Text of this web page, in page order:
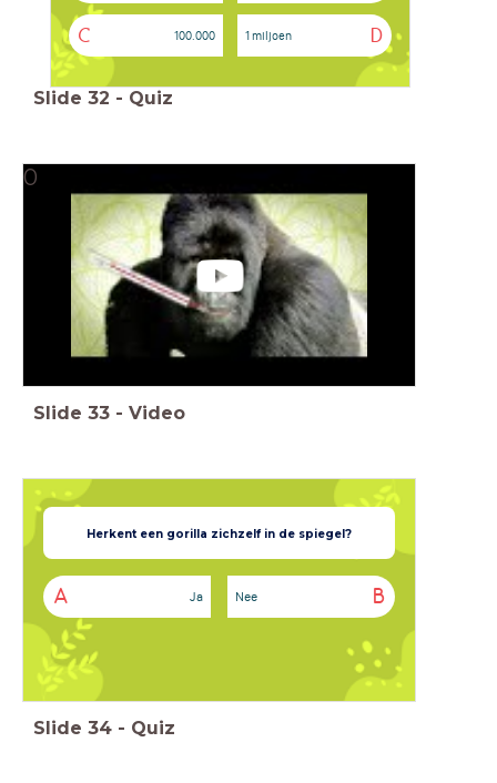
C 100.000 D
1 miljoen
Slide 32 - Quiz
0
Slide 33 - Video
Herkent een gorilla zichzelf in de spiegel?
A Ja B
Nee
Slide 34 - Quiz